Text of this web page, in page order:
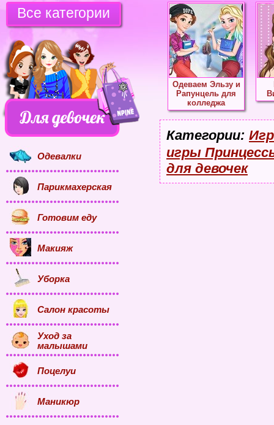
Одеваем Эльзу и
Рапунцель для
колледжа
Категории:
игры
для девочек
Все категории
Одевалки
Парикмахерская
Готовим еду
Макияж
Уборка
Салон красоты
Уход за
малышами
Поцелуи
Маникюр